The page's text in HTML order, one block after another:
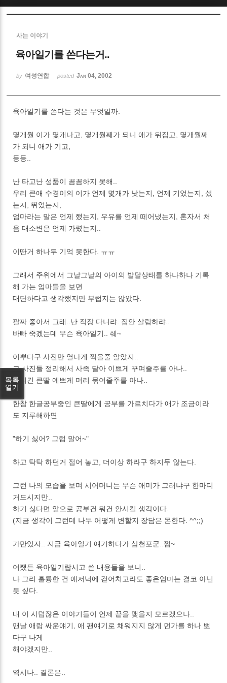
사는 이야기
육아일기를 쓴다는거..
by 여성연합 posted Jan 04, 2002
육아일기를 쓴다는 것은 무엇일까.
몇개월 이가 몇개나고, 몇개월째가 되니 애가 뒤집고, 몇개월째
가 되니 애가 기고,
등등..
난 타고난 성품이 꼼꼼하지 못해..
우리 큰애 수경이의 이가 언제 몇개가 낫는지, 언제 기었는지, 섰
는지, 뛰었는지,
엄마라는 말은 언제 했는지, 우유를 언제 떼어냈는지, 혼자서 처
음 대소변은 언제 가렸는지..
이딴거 하나두 기억 못한다. ㅠㅠ
그래서 주위에서 그날그날의 아이의 발달상태를 하나하나 기록
해 가는 엄마들을 보면
대단하다고 생각했지만 부럽지는 않았다.
팔짜 좋아서 그래..난 직장 다니랴. 집안 살림하랴..
바빠 죽겠는데 무슨 육아일기.. 췌~
이뿌다구 사진만 열나게 찍을줄 알았지..
그 사진들 정리해서 사족 달아 이쁘게 꾸며줄주를 아나..
머리긴 큰딸 예쁘게 머리 묶어줄주를 아나..
한참 한글공부중인 큰딸에게 공부를 가르치다가 애가 조금이라
도 지루해하면
"하기 싫어? 그럼 말어~"
하고 탁탁 하던거 접어 놓고, 더이상 하라구 하지두 않는다.
그런 나의 모습을 보며 시어머니는 무슨 애미가 그러냐구 한마디
거드시지만..
하기 싫다면 앞으로 공부건 뭐건 안시킬 생각이다.
(지금 생각이 그런데 나두 어떻게 변할지 장담은 몬한다. ^^;;)
가만있자.. 지금 육아일기 얘기하다가 삼천포군..쩝~
어쨌든 육아일기랍시고 쓴 내용들을 보니..
나 그리 훌륭한 건 애저녁에 걷어치고라도 좋은엄마는 결코 아닌
듯 싶다.
내 이 시덥잖은 이야기들이 언제 끝을 맺을지 모르겠으나..
맨날 애랑 싸운얘기, 애 팬얘기로 채워지지 않게 먼가를 하나 뽀
다구 나게
해야겠지만..
역시나.. 결론은..
목록
열기
Sketchbook5, 스케치북5
Sketchbook5, 스케치북5